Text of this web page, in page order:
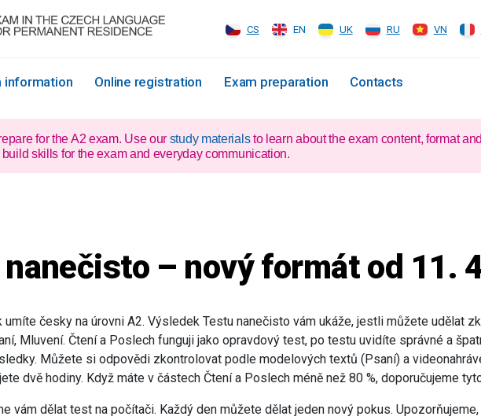
CS EN UK RU VN
information Online registration Exam preparation Contacts
for the A2 exam. Use our study materialsto learn about the exam content, format
build skills for the exam and everyday communication.
– nový formát od 11.
umíte česky na úrovni A2. Výsledek Testu nanečisto vám ukáže, jestli můžete udělat
Mluvení. Čtení a Poslech funguji jako opravdový test, po testu uvidíte správné a
Můžete si odpovědi zkontrolovat podle modelových textů (Psaní) a
dvě hodiny. Když máte v částech Čtení a Poslech méně než 80 %, doporučujeme
vám dělat test na počítači. Každý den můžete dělat jeden nový pokus.